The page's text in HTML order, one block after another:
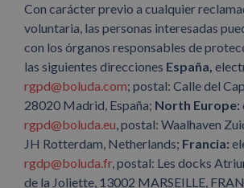
Con carácter previo a cualquier
voluntaria, las personas interesadas
con los órganos responsables de
las siguientes direcciones España,
rgpd@boluda.com; postal: Calle del
28020 Madrid, España; North Europe:
rgpd@boluda.eu, postal: Waalhaven
JH Rotterdam, Netherlands; Francia:
rgdp@boluda.fr, postal: Les docks
de la Joliette, 13002 MARSEILLE,